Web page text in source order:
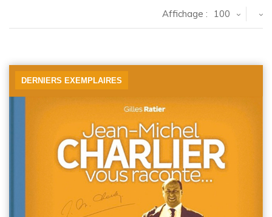
Affichage : 100
DERNIERS EXEMPLAIRES